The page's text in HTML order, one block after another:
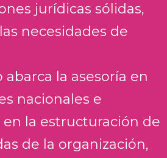
jurídicas sólidas,
necesidades de
la asesoría en
nacionales e
la estructuración de
de la organización,